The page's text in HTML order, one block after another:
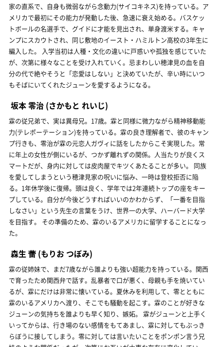
家の直系で、自身も微弱ながら念動力(サイコキネス)を持っている。ア
メリカで最初にその能力が発動した後、急速に衰え始める。バスケッ
トボールの名選手で、グイドに才能を見出され、単身渡米する。キャ
ンプにスカウトされ、同じ敷地のイースト・ハミルトン高校の3年生に
編入した。 入学当初は人種・文化の違いに戸惑いや孤独を感じていた
が、次第に様々なことを受け入れていく。忌まわしい穂津見の血を自
分の代で絶やそうと「恋愛はしない」と決めていたが、辛い時にいつ
もそばにいてくれたジューンを愛するようになる。
坂本 零治 (さかもと れいじ)
霖の従兄弟で、実は異母兄。17歳。霖と同様に微力ながら精神移動能
力(テレポーテーション)を持っている。霖の良き理解者で、彼のキャン
プ行きも、零治が霖の元恋人ガヴィに話をしたからこそ実現した。常
に年上の女性が側にいるが、つかず離れずの関係。人当たりが良くス
マートだが、身内に対しては皮肉屋でキツくあたることが多い。 同族
を愛してしまうという穂津見家の呪いに悩み、一時は登校拒否に陥
る。1年休学後に復帰。頭は良く、学年では2年連続トップの座をキー
プしている。自分が今後どうすればいいのかわからず、「一番を目指
しなさい」という先生の言葉をうけ、世界一の大学、ハーバード大学
を目指す。 その準備のため、霖のいるアメリカに留学することになっ
た。
森生 蕾 (もりお つぼみ)
霖の従姉妹で、まだ7歳ながら誰よりも強い超能力を持っている。関西
で育ったため関西弁で話す。乱暴者で口が悪く、母親も手を焼いてい
るが、霖にだけは非常に懐いている。夏休みを利用して、零とともに
霖のいるアメリカへ渡り、そこでも騒動を起こす。霖のことが好きな
ジューンの気持ちを誰よりも早く知り、嫉妬。 霖がジューンと上手く
いってからは、行き場のない感情をもてあまし、霖に対してもぶっき
らぼうに接してしまう。零に対しては言いたいことをポンポン言う兄